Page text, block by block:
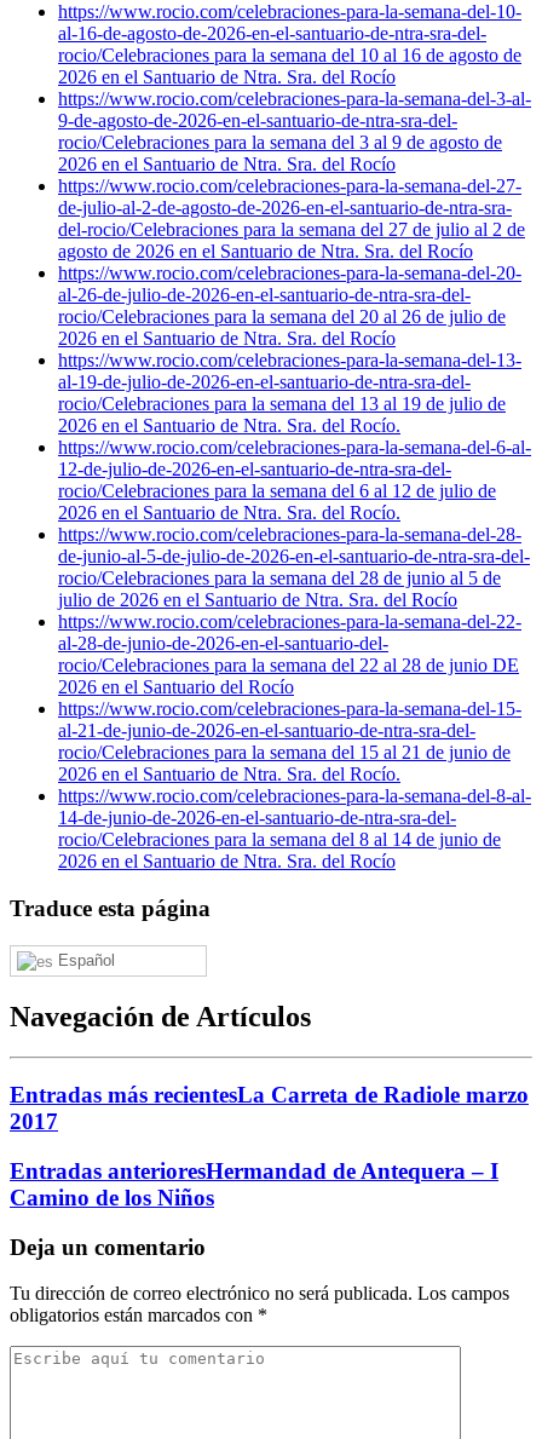
https://www.rocio.com/celebraciones-para-la-semana-del-10-
al-16-de-agosto-de-2026-en-el-santuario-de-ntra-sra-del-
rocio/Celebraciones para la semana del 10 al 16 de agosto de
2026 en el Santuario de Ntra. Sra. del Rocío
https://www.rocio.com/celebraciones-para-la-semana-del-3-al-
9-de-agosto-de-2026-en-el-santuario-de-ntra-sra-del-
rocio/Celebraciones para la semana del 3 al 9 de agosto de
2026 en el Santuario de Ntra. Sra. del Rocío
https://www.rocio.com/celebraciones-para-la-semana-del-27-
de-julio-al-2-de-agosto-de-2026-en-el-santuario-de-ntra-sra-
del-rocio/Celebraciones para la semana del 27 de julio al 2 de
agosto de 2026 en el Santuario de Ntra. Sra. del Rocío
https://www.rocio.com/celebraciones-para-la-semana-del-20-
al-26-de-julio-de-2026-en-el-santuario-de-ntra-sra-del-
rocio/Celebraciones para la semana del 20 al 26 de julio de
2026 en el Santuario de Ntra. Sra. del Rocío
https://www.rocio.com/celebraciones-para-la-semana-del-13-
al-19-de-julio-de-2026-en-el-santuario-de-ntra-sra-del-
rocio/Celebraciones para la semana del 13 al 19 de julio de
2026 en el Santuario de Ntra. Sra. del Rocío.
https://www.rocio.com/celebraciones-para-la-semana-del-6-al-
12-de-julio-de-2026-en-el-santuario-de-ntra-sra-del-
rocio/Celebraciones para la semana del 6 al 12 de julio de
2026 en el Santuario de Ntra. Sra. del Rocío.
https://www.rocio.com/celebraciones-para-la-semana-del-28-
de-junio-al-5-de-julio-de-2026-en-el-santuario-de-ntra-sra-del-
rocio/Celebraciones para la semana del 28 de junio al 5 de
julio de 2026 en el Santuario de Ntra. Sra. del Rocío
https://www.rocio.com/celebraciones-para-la-semana-del-22-
al-28-de-junio-de-2026-en-el-santuario-del-
rocio/Celebraciones para la semana del 22 al 28 de junio DE
2026 en el Santuario del Rocío
https://www.rocio.com/celebraciones-para-la-semana-del-15-
al-21-de-junio-de-2026-en-el-santuario-de-ntra-sra-del-
rocio/Celebraciones para la semana del 15 al 21 de junio de
2026 en el Santuario de Ntra. Sra. del Rocío.
https://www.rocio.com/celebraciones-para-la-semana-del-8-al-
14-de-junio-de-2026-en-el-santuario-de-ntra-sra-del-
rocio/Celebraciones para la semana del 8 al 14 de junio de
2026 en el Santuario de Ntra. Sra. del Rocío
Traduce esta página
Español
Navegación de Artículos
Entradas más recientesLa Carreta de Radiole marzo
2017
Entradas anterioresHermandad de Antequera – I
Camino de los Niños
Deja un comentario
Tu dirección de correo electrónico no será publicada. Los campos
obligatorios están marcados con *